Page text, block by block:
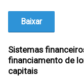
Baixar
Sistemas
financiamento de
capitais